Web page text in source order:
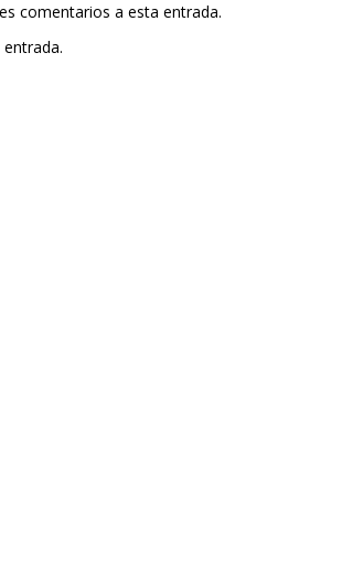
comentarios a esta entrada.